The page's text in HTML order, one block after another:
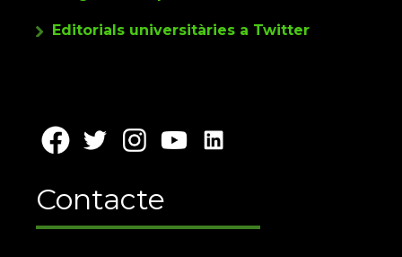
Editorials universitàries a Twitter
Contacte